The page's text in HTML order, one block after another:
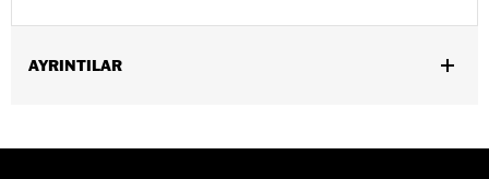
AYRINTILAR
Functional Features:100% UV Protection,UVB protection